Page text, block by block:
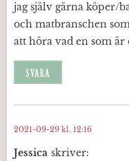
jag själv gärna köper/
och matbranschen
att höra vad en som är
SVARA
Jessica skriver:
2021-09-29 kl. 12:16